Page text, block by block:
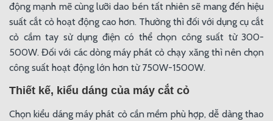
động mạnh mẽ cùng lưỡi dao bén tất nhiên sẽ mang đến hiệu
suất cắt cỏ hoạt động cao hơn. Thường thì đối với dụng cụ cắt
cỏ cầm tay sử dụng điện có thể chọn công suất từ 300-
500W. Đối với các dòng máy phát cỏ chạy xăng thì nên chọn
công suất hoạt động lớn hơn từ 750W-1500W.
Thiết kế, kiểu dáng của máy cắt cỏ
Chọn kiểu dáng máy phát cỏ cần mềm phù hợp, dễ dàng thao